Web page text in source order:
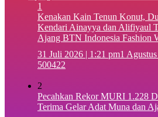
1
‎Kenakan Kain Tenun Konut,
Kendari Ainayya dan Alifiyaul
Ajang BTN Indonesia Fashion
31 Juli 2026 | 1:21 pm1
500422
2
Pecahkan Rekor MURI 1.228
Terima Gelar Adat Muna dan